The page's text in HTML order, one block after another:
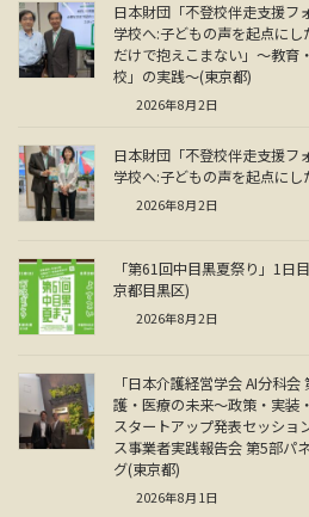
日本財団「不登校伴走支援フ
学校へ:子どもの声を起点に
だけで抱えこまない」～教育
校」の実践～(東京都)
2026年8月2日
日本財団「不登校伴走支援フ
学校へ:子どもの声を起点に
2026年8月2日
「第61回中目黒夏祭り」1日
京都目黒区)
2026年8月2日
「日本介護経営学会 AI分科
護・医療の未来～政策・実装
スタートアップ発表セッショ
ス事業者実践報告会 第5部パ
グ(東京都)
2026年8月1日